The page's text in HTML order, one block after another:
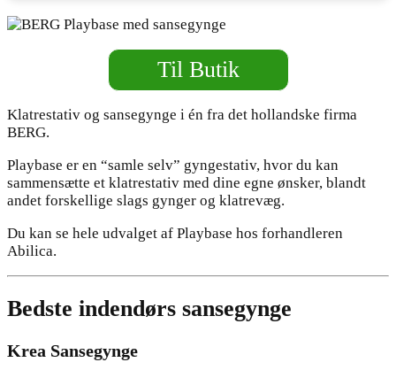
Til Butik
Klatrestativ og sansegynge i én fra det hollandske firma
BERG.
Playbase er en “samle selv” gyngestativ, hvor du kan
sammensætte et klatrestativ med dine egne ønsker, blandt
andet forskellige slags gynger og klatrevæg.
Du kan se hele udvalget af Playbase hos forhandleren
Abilica.
Bedste indendørs sansegynge
Krea Sansegynge